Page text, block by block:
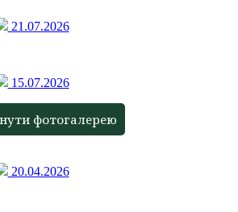
21.07.2026
15.07.2026
фотогалерею
20.04.2026